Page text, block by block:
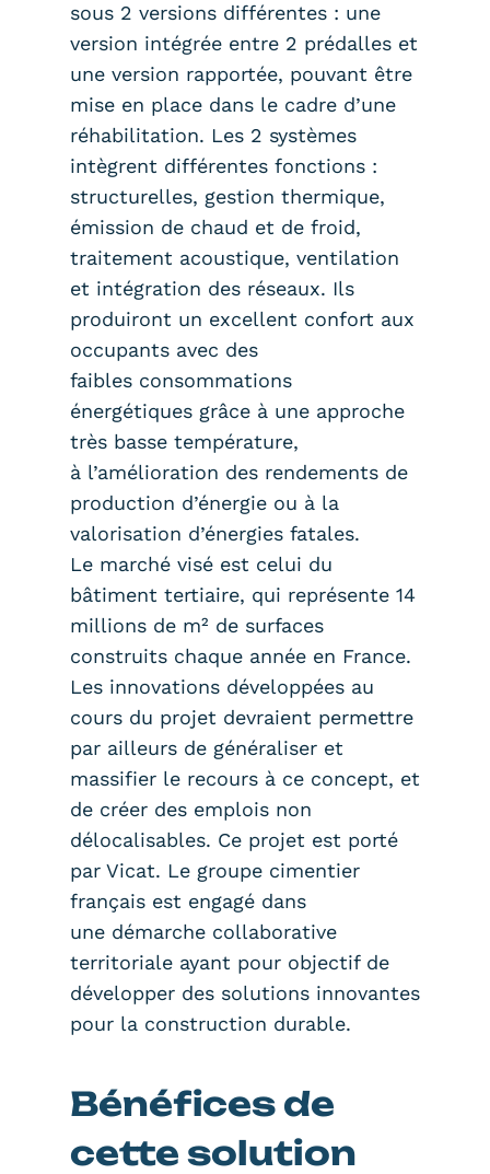
sous 2 versions différentes : une
version intégrée entre 2 prédalles et
une version rapportée, pouvant être
mise en place dans le cadre d’une
réhabilitation. Les 2 systèmes
intègrent différentes fonctions :
structurelles, gestion thermique,
émission de chaud et de froid,
traitement acoustique, ventilation
et intégration des réseaux. Ils
produiront un excellent confort aux
occupants avec des
faibles consommations
énergétiques grâce à une approche
très basse température,
à l’amélioration des rendements de
production d’énergie ou à la
valorisation d’énergies fatales.
Le marché visé est celui du
bâtiment tertiaire, qui représente 14
millions de m² de surfaces
construits chaque année en France.
Les innovations développées au
cours du projet devraient permettre
par ailleurs de généraliser et
massifier le recours à ce concept, et
de créer des emplois non
délocalisables. Ce projet est porté
par Vicat. Le groupe cimentier
français est engagé dans
une démarche collaborative
territoriale ayant pour objectif de
développer des solutions innovantes
pour la construction durable.
Bénéfices de
cette solution